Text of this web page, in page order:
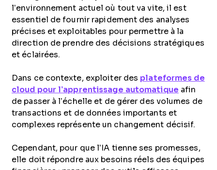
l’environnement actuel où tout va vite, il est
essentiel de fournir rapidement des analyses
précises et exploitables pour permettre à la
direction de prendre des décisions stratégiques
et éclairées.
Dans ce contexte, exploiter des plateformes de
cloud pour l’apprentissage automatique afin
de passer à l’échelle et de gérer des volumes de
transactions et de données importants et
complexes représente un changement décisif.
Cependant, pour que l’IA tienne ses promesses,
elle doit répondre aux besoins réels des équipes